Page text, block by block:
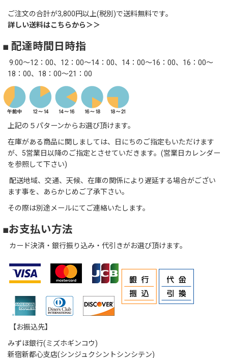
ご注文の合計が3,800円以上(税別)で送料無料です。
詳しい送料はこちらから＞＞
■ 配達時間日時指
9:00～12：00、12：00～14：00、14：00～16：00、16：00～
18：00、18：00～21：00
上記の５パターンからお選び頂けます。
在庫がある商品に関しましては、日にちのご指定もいただけます
が、5営業日以降のご指定とさせていだきます。(営業日カレンダー
を参照して下さい)
配送地域、交通、天候、在庫の関係により遅延する場合がござい
ます事を、あらかじめご了承下さい。
その際は別途メールにてご連絡いたします。
■お支払い方法
カード決済・銀行振り込み・代引きがお選び頂けます。
【お振込先】
みずほ銀行(ミズホギンコウ)
新宿新都心支店(シンジュクシントシンシテン)